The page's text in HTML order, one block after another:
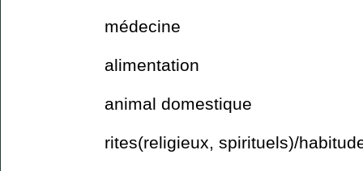
médecine
alimentation
animal domestique
rites(religieux, spirituels)/